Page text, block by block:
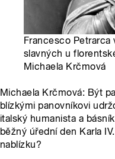
Francesco Petrarca
slavných u
Michaela Krčmová
Michaela Krčmová: Být
blízkými panovníkovi
italský humanista a
běžný úřední den Karla
nablízku?